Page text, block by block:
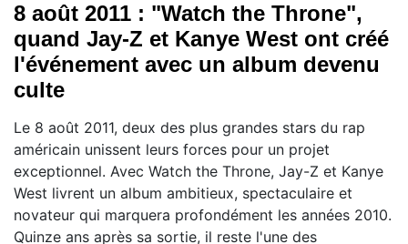
8 août 2011 : "Watch the Throne",
quand Jay-Z et Kanye West ont créé
l'événement avec un album devenu
culte
Le 8 août 2011, deux des plus grandes stars du rap
américain unissent leurs forces pour un projet
exceptionnel. Avec Watch the Throne, Jay-Z et Kanye
West livrent un album ambitieux, spectaculaire et
novateur qui marquera profondément les années 2010.
Quinze ans après sa sortie, il reste l'une des